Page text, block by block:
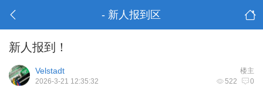
- 新人报到区
新人报到！
楼主
Velstadt
522 0
2026-3-21 12:35:32